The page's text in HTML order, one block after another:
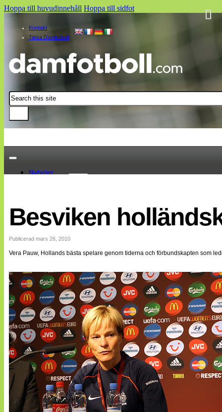
Hoppa till huvudinnehåll Hoppa till sidfot
Kontakt
Tipsa Damfotboll
Sök
Nyheter
Landslaget
EM 2013
Bildreportage
Bloggar
Webb-TV
Cuper
Medlemsbilder
Till klubbkassan
NÄTverket
Split vision
Om oss
Annonsera
Statistik
Tipsa Damfotboll
Kontakt
Besviken
Publicerad mars 26, 2010
Vera Pauw, Hollands bästa spelare genom tiderna och förbundskapten som